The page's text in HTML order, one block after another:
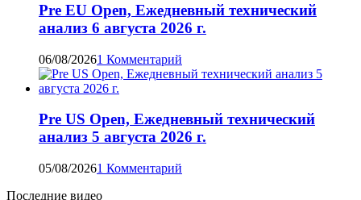
Pre EU Open, Ежедневный технический
анализ 6 августа 2026 г.
06/08/20261 Комментарий
Pre US Open, Ежедневный технический
анализ 5 августа 2026 г.
05/08/20261 Комментарий
Последние видео